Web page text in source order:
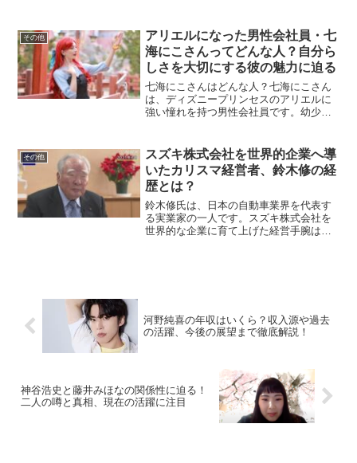
で卓越した才能を発揮しました。彼らの
協力関係はどのように生ま...
その他
アリエルになった男性会社員・七
海にこさんってどんな人？自分ら
しさを大切にする彼の魅力に迫る
七海にこさんはどんな人？七海にこさん
は、ディズニープリンセスのアリエルに
強い憧れを持つ男性会社員です。幼少期
し、社会の固定観念に囚われない姿勢
で、「プリンセスになりたい...
その他
スズキ株式会社を世界的企業へ導
いたカリスマ経営者、鈴木修の経
歴とは？
鈴木修氏は、日本の自動車業界を代表す
る実業家の一人です。スズキ株式会社を
世界的な企業に育て上げた経営手腕は高
河野純喜の年収はいくら？収入源や過去
の活躍、今後の展望まで徹底解説！
神谷浩史と藤井みほなの関係性に迫る！
二人の噂と真相、現在の活躍に注目